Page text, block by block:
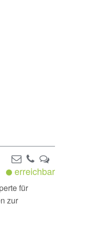
erreichbar
für
zur